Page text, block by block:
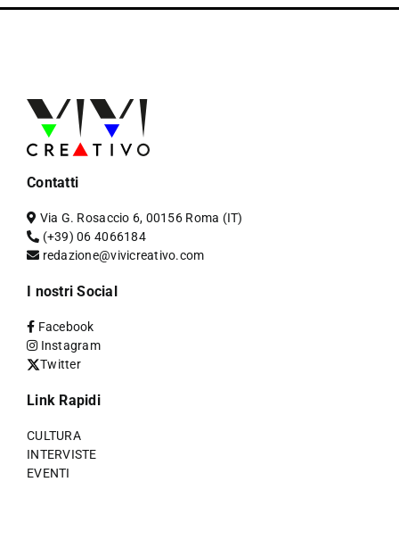
Contatti
Via G. Rosaccio 6, 00156 Roma (IT)
(+39) 06 4066184
redazione@vivicreativo.com
I nostri Social
Facebook
Instagram
Twitter
Link Rapidi
CULTURA
INTERVISTE
EVENTI